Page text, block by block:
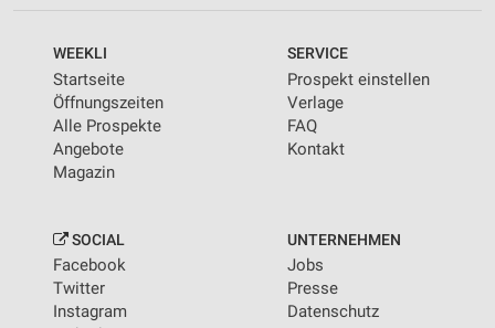
WEEKLI
Startseite
Öffnungszeiten
Alle Prospekte
Angebote
Magazin
SERVICE
Prospekt einstellen
Verlage
FAQ
Kontakt
SOCIAL
Facebook
Twitter
Instagram
UNTERNEHMEN
Jobs
Presse
Datenschutz